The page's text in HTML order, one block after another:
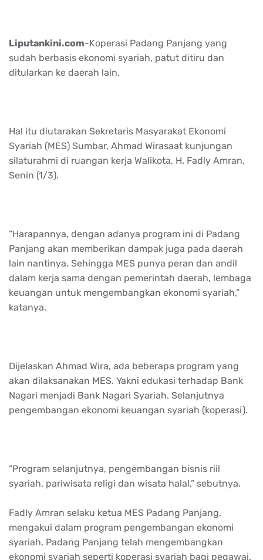
Liputankini.com-Koperasi Padang Panjang yang
sudah berbasis ekonomi syariah, patut ditiru dan
ditularkan ke daerah lain.
Hal itu diutarakan Sekretaris Masyarakat Ekonomi
Syariah (MES) Sumbar, Ahmad Wirasaat kunjungan
silaturahmi di ruangan kerja Walikota, H. Fadly Amran,
Senin (1/3).
“Harapannya, dengan adanya program ini di Padang
Panjang akan memberikan dampak juga pada daerah
lain nantinya. Sehingga MES punya peran dan andil
dalam kerja sama dengan pemerintah daerah, lembaga
keuangan untuk mengembangkan ekonomi syariah,”
katanya.
Dijelaskan Ahmad Wira, ada beberapa program yang
akan dilaksanakan MES. Yakni edukasi terhadap Bank
Nagari menjadi Bank Nagari Syariah. Selanjutnya
pengembangan ekonomi keuangan syariah (koperasi).
“Program selanjutnya, pengembangan bisnis riil
syariah, pariwisata religi dan wisata halal,” sebutnya.
Fadly Amran selaku ketua MES Padang Panjang,
mengakui dalam program pengembangan ekonomi
syariah, Padang Panjang telah mengembangkan
ekonomi syariah seperti koperasi syariah bagi pegawai.